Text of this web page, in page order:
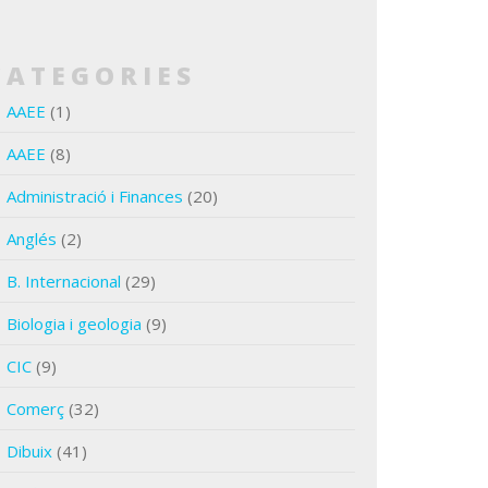
AAEE (1)
AAEE (8)
Administració i Finances (20)
Anglés (2)
B. Internacional (29)
Biologia i geologia (9)
CIC (9)
Comerç (32)
Dibuix (41)